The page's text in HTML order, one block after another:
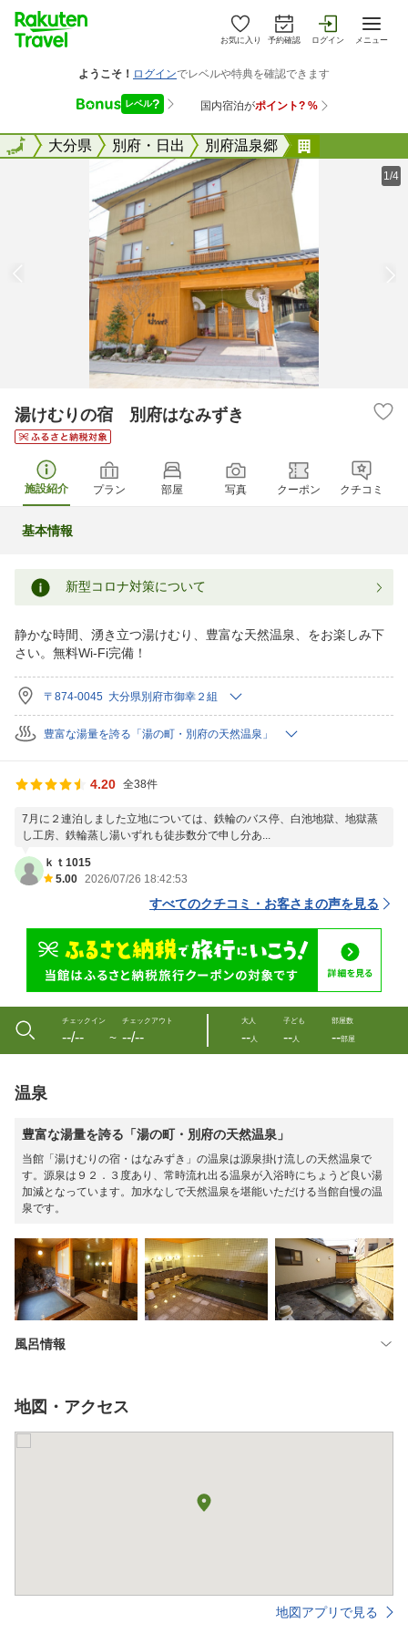
お気に入り 予約確認 ログイン メニュー
全国大分県 別府・日出 別府温泉郷
全国
1/4
湯けむりの宿 別府はなみずき
施設紹介 プラン 部屋 写真 クーポン クチコミ
基本情報
新型コロナ対策について
静かな時間、湧き立つ湯けむり、豊富な天然温泉、をお楽しみ下
さい。無料Wi-Fi完備！
〒874-0045 大分県別府市御幸２組
豊富な湯量を誇る「湯の町・別府の天然温泉」
4.20 全38件
7月に２連泊しました立地については、鉄輪のバス停、白池地獄、地獄蒸
し工房、鉄輪蒸し湯いずれも徒歩数分で申し分あ...
ｋｔ1015
5.00 2026/07/26 18:42:53
すべてのクチコミ・お客さまの声を見る
チェックイン
--/-- 〜
チェックアウト
--/--
大人
--人
子ども
--人
部屋数
--部屋
温泉
豊富な湯量を誇る「湯の町・別府の天然温泉」
当館「湯けむりの宿・はなみずき」の温泉は源泉掛け流しの天然温泉で
す。源泉は９２．３度あり、常時流れ出る温泉が入浴時にちょうど良い湯
加減となっています。加水なしで天然温泉を堪能いただける当館自慢の温
泉です。
風呂情報
地図・アクセス
地図アプリで見る